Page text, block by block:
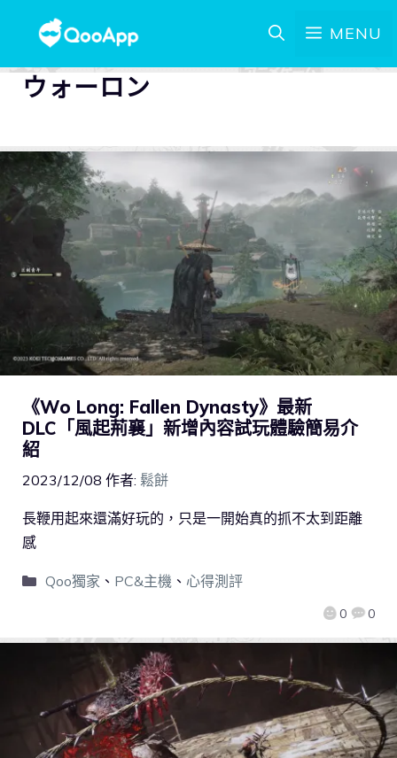
MENU
ウォーロン
《Wo Long: Fallen Dynasty》最新
DLC「風起荊襄」新增內容試玩體驗簡易介
紹
2023/12/08 作者: 鬆餅
0 0
長鞭用起來還滿好玩的，只是一開始真的抓不太到距離
感
Qoo獨家 、 PC&主機、 心得測評